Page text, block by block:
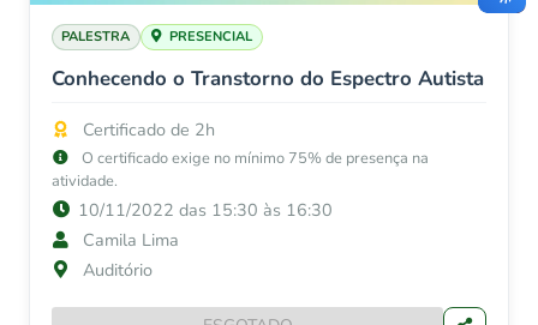
PALESTRA PRESENCIAL
Conhecendo o Transtorno do Espectro Autista
Certificado de 2h
O certificado exige no mínimo 75% de presença na
atividade.
10/11/2022 das 15:30 às 16:30
Camila Lima
Auditório